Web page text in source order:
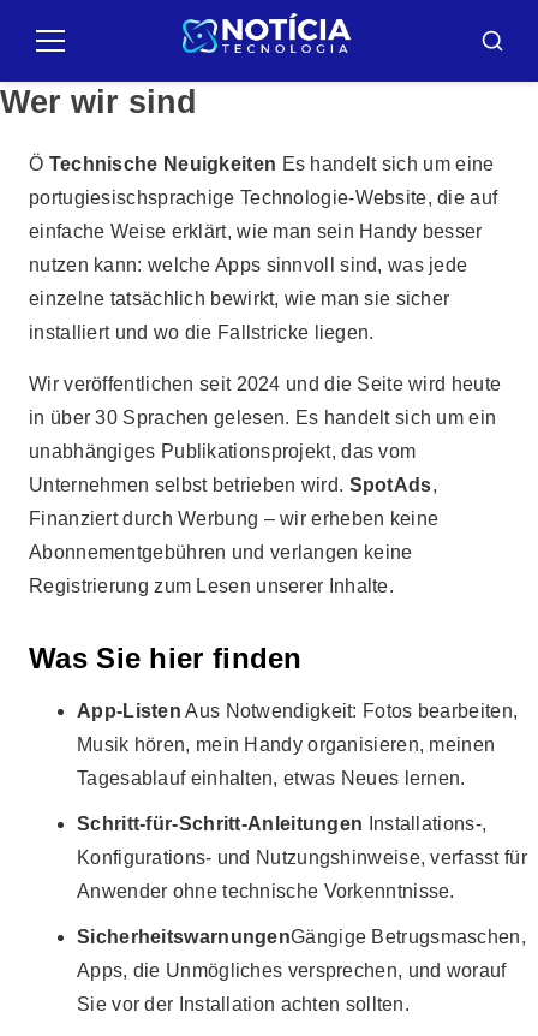
para
conteúdo
Speisekarte
Wer wir sind
Ö Technische Neuigkeiten Es handelt sich um eine
portugiesischsprachige Technologie-Website, die auf
einfache Weise erklärt, wie man sein Handy besser
nutzen kann: welche Apps sinnvoll sind, was jede
einzelne tatsächlich bewirkt, wie man sie sicher
installiert und wo die Fallstricke liegen.
Wir veröffentlichen seit 2024 und die Seite wird heute
in über 30 Sprachen gelesen. Es handelt sich um ein
unabhängiges Publikationsprojekt, das vom
Unternehmen selbst betrieben wird. SpotAds,
Finanziert durch Werbung – wir erheben keine
Abonnementgebühren und verlangen keine
Registrierung zum Lesen unserer Inhalte.
Was Sie hier finden
App-Listen Aus Notwendigkeit: Fotos bearbeiten,
Musik hören, mein Handy organisieren, meinen
Tagesablauf einhalten, etwas Neues lernen.
Schritt-für-Schritt-Anleitungen Installations-,
Konfigurations- und Nutzungshinweise, verfasst für
Anwender ohne technische Vorkenntnisse.
SicherheitswarnungenGängige Betrugsmaschen,
Apps, die Unmögliches versprechen, und worauf
Sie vor der Installation achten sollten.